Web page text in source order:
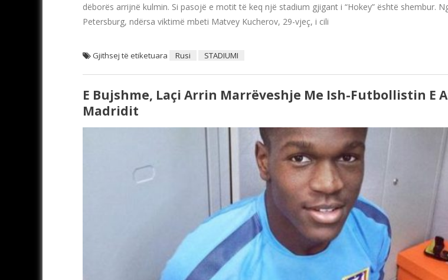
dëborës arrijnë kulmin. Si pasojë e motit të keq një stadium gjigant i “Hokey” është shembur.
Petersburg, ndërsa viktimë mbeti Matvey Kucherov, 29-vjeç, i cili
Gjithsej të etiketuara Rusi STADIUMI
E Bujshme, Laçi Arrin Marrëveshje Me Ish-Futbollistin E
Madridit